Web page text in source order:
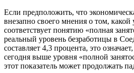
Если предположить, что
внезапно своего мнения о том, какой
соответствует понятию «полная
реальный уровень безработицы в
составляет 4,3 процента, это
сегодня выше уровня «полной
этот показатель может продолжать